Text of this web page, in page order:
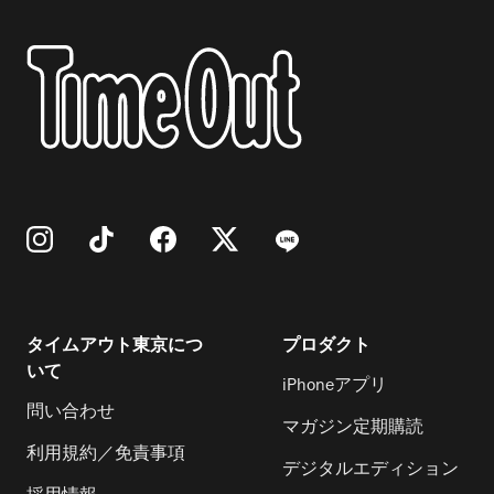
タイムアウト東京につ
いて
問い合わせ
利用規約／免責事項
プロダクト
iPhoneアプリ
マガジン定期購読
デジタルエディション